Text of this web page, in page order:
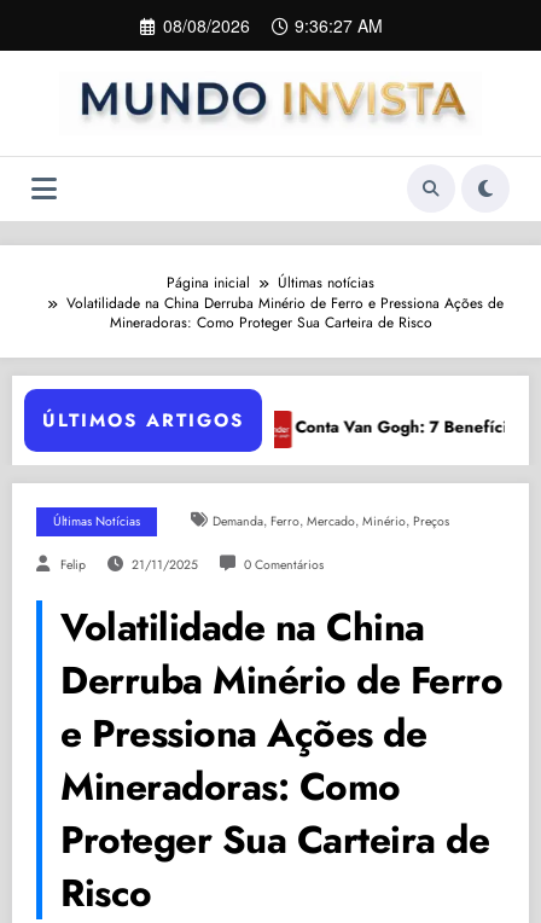
o
08/08/2026 9:36:28 AM
Página inicial
Últimas notícias
Volatilidade na China Derruba Minério de Ferro e Pressiona Ações de
Mineradoras: Como Proteger Sua Carteira de Risco
ÚLTIMOS ARTIGOS
Conta Van Gogh: 7 Benefícios Exclusivos em 2024
Últimas Notícias Demanda, Ferro, Mercado, Minério, Preços
Felip 21/11/2025 0 Comentários
Volatilidade na China
Derruba Minério de Ferro
e Pressiona Ações de
Mineradoras: Como
Proteger Sua Carteira de
Risco